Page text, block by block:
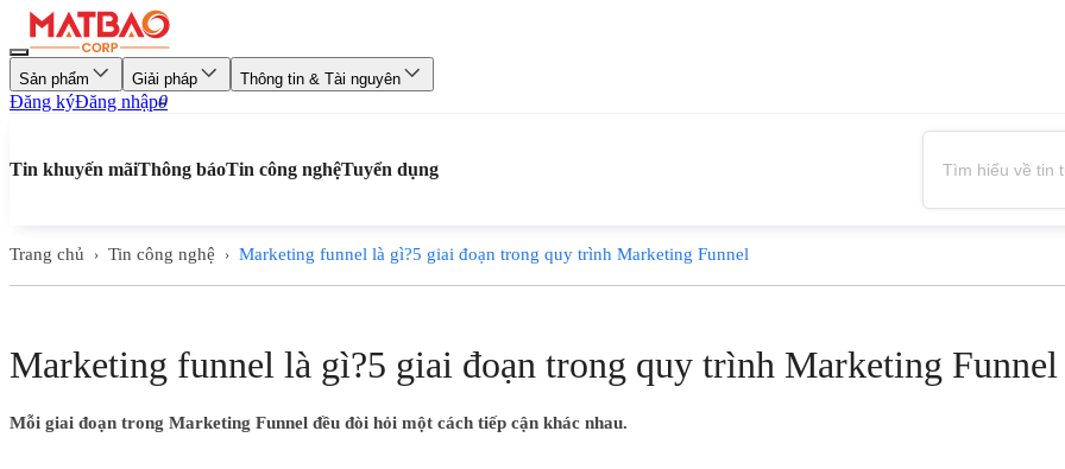
Sản phẩm Giải pháp Thông tin & Tài nguyên
Đăng kýĐăng nhập0
Tin khuyến mãiThông báoTin công nghệTuyển dụng
Trang chủ › Tin công nghệ › Marketing funnel là gì?5 giai đoạn trong quy trình Marketing Funnel
Marketing funnel là gì?5 giai đoạn trong quy trình Marketing Funnel
Mỗi giai đoạn trong Marketing Funnel đều đòi hỏi một cách tiếp cận khác nhau.